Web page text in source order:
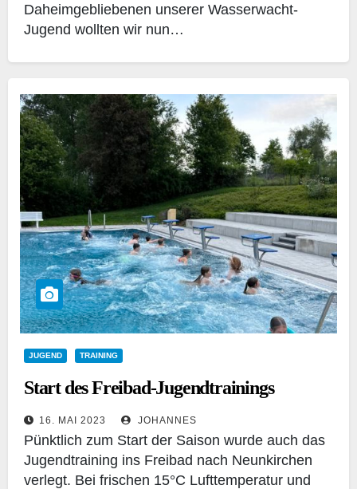
Daheimgebliebenen unserer Wasserwacht-
Jugend wollten wir nun…
JUGEND TRAINING
Start des Freibad-Jugendtrainings
16. MAI 2023 JOHANNES
Pünktlich zum Start der Saison wurde auch das
Jugendtraining ins Freibad nach Neunkirchen
verlegt. Bei frischen 15°C Lufttemperatur und